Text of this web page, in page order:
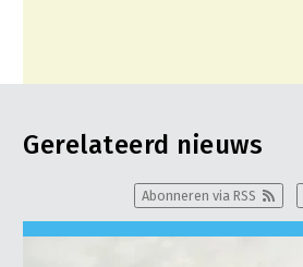
Gerelateerd nieuws
Abonneren via RSS